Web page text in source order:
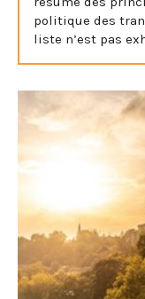
politique des
liste n’est pas